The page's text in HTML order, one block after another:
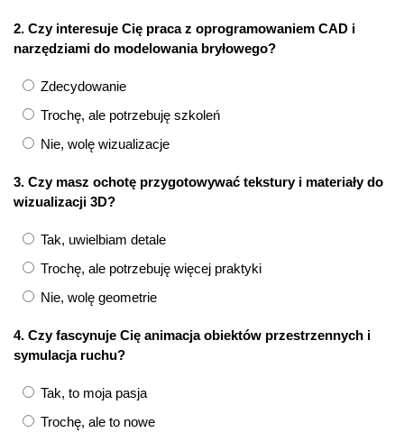
2. Czy interesuje Cię praca z oprogramowaniem CAD i
narzędziami do modelowania bryłowego?
Zdecydowanie
Trochę, ale potrzebuję szkoleń
Nie, wolę wizualizacje
3. Czy masz ochotę przygotowywać tekstury i materiały do
wizualizacji 3D?
Tak, uwielbiam detale
Trochę, ale potrzebuję więcej praktyki
Nie, wolę geometrie
4. Czy fascynuje Cię animacja obiektów przestrzennych i
symulacja ruchu?
Tak, to moja pasja
Trochę, ale to nowe